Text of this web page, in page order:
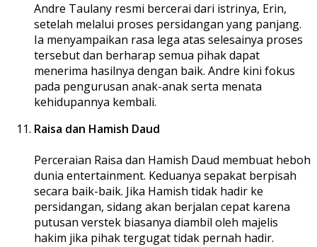
Andre Taulany resmi bercerai dari istrinya, Erin,
setelah melalui proses persidangan yang panjang.
Ia menyampaikan rasa lega atas selesainya proses
tersebut dan berharap semua pihak dapat
menerima hasilnya dengan baik. Andre kini fokus
pada pengurusan anak-anak serta menata
kehidupannya kembali.
Raisa dan Hamish Daud
Perceraian Raisa dan Hamish Daud membuat heboh
dunia entertainment. Keduanya sepakat berpisah
secara baik-baik. Jika Hamish tidak hadir ke
persidangan, sidang akan berjalan cepat karena
putusan verstek biasanya diambil oleh majelis
hakim jika pihak tergugat tidak pernah hadir.